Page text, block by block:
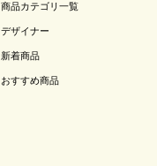
商品カテゴリ一覧
デザイナー
新着商品
おすすめ商品